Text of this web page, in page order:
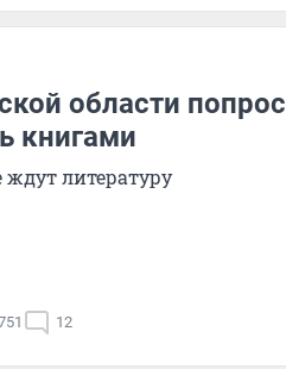
области
книгами
ждут литературу
12